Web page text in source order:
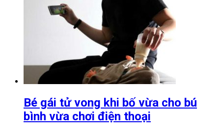
Bé gái tử vong khi bố vừa cho bú
bình vừa chơi điện thoại